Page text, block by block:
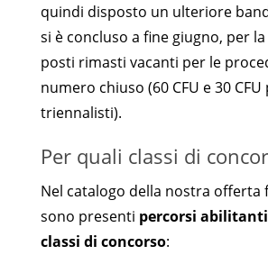
quindi disposto un ulteriore
si è concluso a fine giugno, per
posti rimasti vacanti per le
numero chiuso (60 CFU e 30
triennalisti).
Per quali classi di
Nel catalogo della nostra offerta
sono presenti percorsi
classi di concorso: